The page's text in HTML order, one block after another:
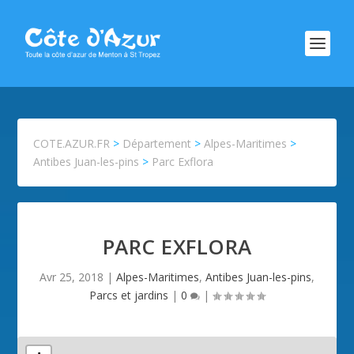
COTE.AZUR.FR > Département >Alpes-Maritimes >
Antibes Juan-les-pins > Parc Exflora
PARC EXFLORA
Avr 25, 2018 | Alpes-Maritimes, Antibes Juan-les-pins,
Parcs et jardins | 0 |